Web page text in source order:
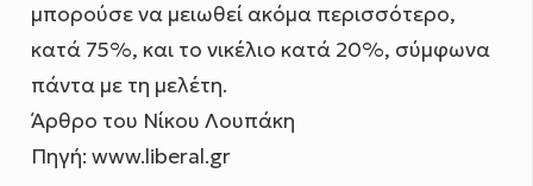
μπορούσε να μειωθεί ακόμα περισσότερο,
κατά 75%, και το νικέλιο κατά 20%, σύμφωνα
πάντα με τη μελέτη.
Άρθρο του Νίκου Λουπάκη
Πηγή: www.liberal.gr